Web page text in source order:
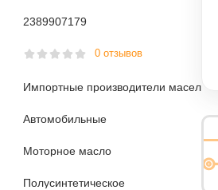
2389907179
0 отзывов
Импортные производители масел
Автомобильные
Моторное масло
Полусинтетическое